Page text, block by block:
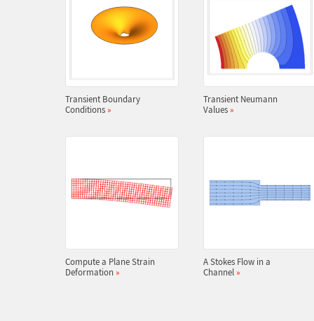
Transient Boundary
Conditions »
Transient Neumann
Values »
Compute a Plane Strain
Deformation »
A Stokes Flow in a
Channel »